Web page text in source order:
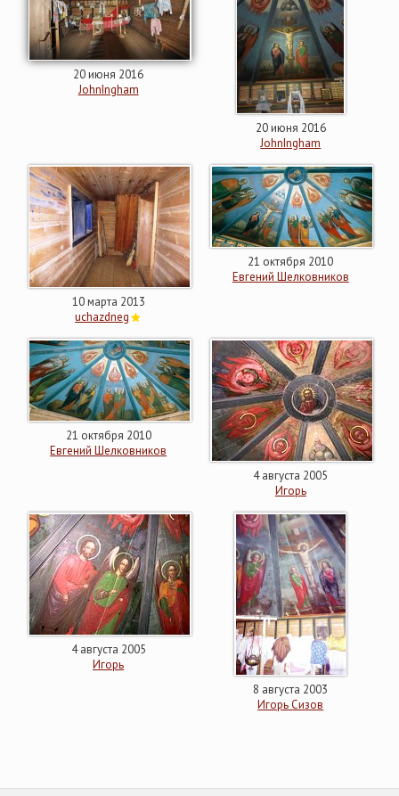
20 июня 2016
JohnIngham
20 июня 2016
JohnIngham
10 марта 2013
uchazdneg
21 октября 2010
Евгений Шелковников
21 октября 2010
Евгений Шелковников
4 августа 2005
Игорь
4 августа 2005
Игорь
8 августа 2003
Игорь Сизов